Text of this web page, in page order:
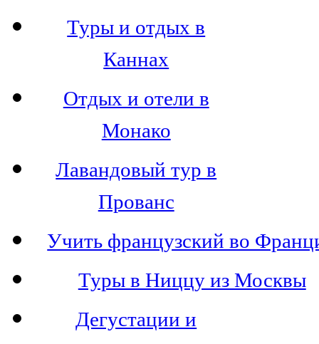
Туры и отдых в
Каннах
Отдых и отели в
Монако
Лавандовый тур в
Прованс
Учить французский во
Туры в Ниццу из Москвы
Дегустации и